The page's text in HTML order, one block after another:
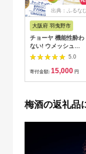
出典：ふるな
大阪府 羽曳野市
チョーヤ 機能性酔わ
ない! ウメッシュ
350ml×24本
5.0
寄付金額: 15,000 円
梅酒の返礼品